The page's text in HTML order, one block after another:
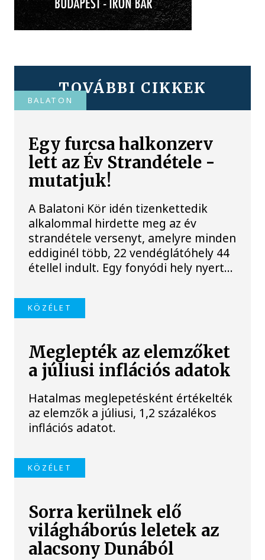
TOVÁBBI CIKKEK
BALATON
Egy furcsa halkonzerv
lett az Év Strandétele -
mutatjuk!
A Balatoni Kör idén tizenkettedik
alkalommal hirdette meg az év
strandétele versenyt, amelyre minden
eddiginél több, 22 vendéglátóhely 44
étellel indult. Egy fonyódi hely nyert...
KÖZÉLET
Meglepték az elemzőket
a júliusi inflációs adatok
Hatalmas meglepetésként értékelték
az elemzők a júliusi, 1,2 százalékos
inflációs adatot.
KÖZÉLET
Sorra kerülnek elő
világháborús leletek az
alacsony Dunából